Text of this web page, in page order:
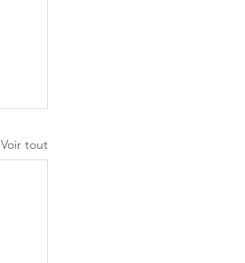
Voir tout